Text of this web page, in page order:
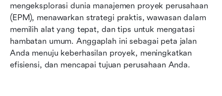
mengeksplorasi dunia manajemen proyek perusahaan
(EPM), menawarkan strategi praktis, wawasan dalam
memilih alat yang tepat, dan tips untuk mengatasi
hambatan umum. Anggaplah ini sebagai peta jalan
Anda menuju keberhasilan proyek, meningkatkan
efisiensi, dan mencapai tujuan perusahaan Anda.